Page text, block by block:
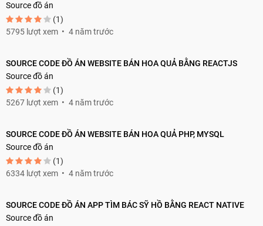
Source đồ án
(1)
5795 lượt xem
4 năm trước
SOURCE CODE ĐỒ ÁN WEBSITE BÁN HOA QUẢ BẰNG REACTJS
Source đồ án
(1)
5267 lượt xem
4 năm trước
SOURCE CODE ĐỒ ÁN WEBSITE BÁN HOA QUẢ PHP, MYSQL
Source đồ án
(1)
6334 lượt xem
4 năm trước
SOURCE CODE ĐỒ ÁN APP TÌM BÁC SỸ HỒ BẰNG REACT NATIVE
Source đồ án